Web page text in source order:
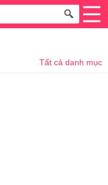
Tất cả danh mục